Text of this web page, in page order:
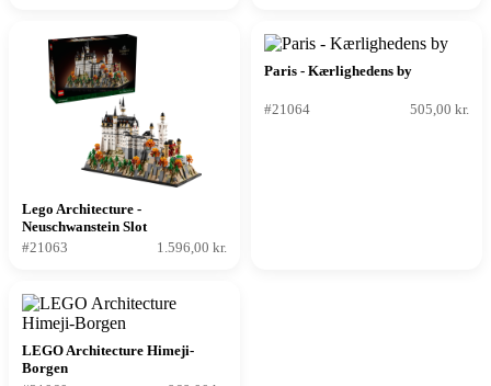
Lego Architecture -
Neuschwanstein Slot
#21063
1.596,00 kr.
Paris - Kærlighedens by
#21064 505,00 kr.
LEGO Architecture Himeji-
Borgen